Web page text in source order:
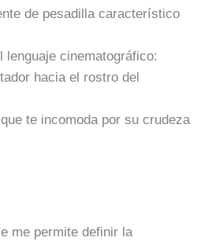
de pesadilla característico
cinematográfico:
hacia el rostro del
te incomoda por su crudeza
me permite definir la